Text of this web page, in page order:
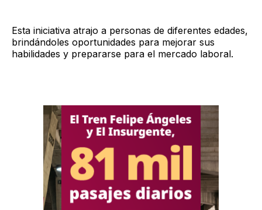
Esta iniciativa atrajo a personas de diferentes edades,
brindándoles oportunidades para mejorar sus
habilidades y prepararse para el mercado laboral.